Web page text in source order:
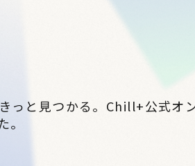
っと見つかる。Chill+公式オ